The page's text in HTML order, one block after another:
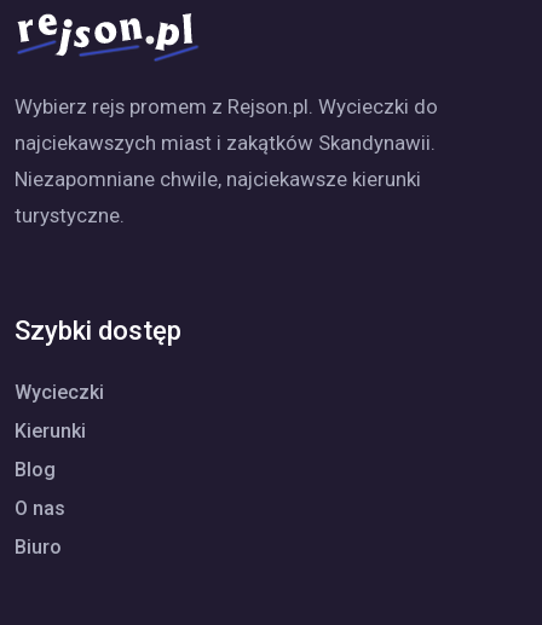
Wybierz rejs promem z Rejson.pl. Wycieczki do
najciekawszych miast i zakątków Skandynawii.
Niezapomniane chwile, najciekawsze kierunki
turystyczne.
Szybki dostęp
Wycieczki
Kierunki
Blog
O nas
Biuro